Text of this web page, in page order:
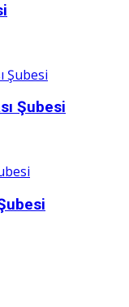
Şubesi